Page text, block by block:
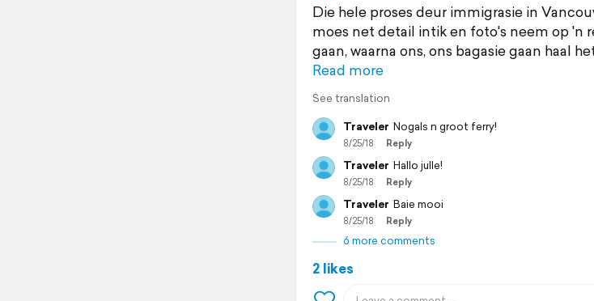
Die hele proses deur immigrasie in
moes net detail intik en foto's neem op 'n
gaan, waarna ons, ons bagasie gaan haal
Read more
See translation
Traveler Nogals n groot ferry!
8/25/18 Reply
Traveler Hallo julle!
8/25/18 Reply
Traveler Baie mooi
8/25/18 Reply
6 more comments
2 likes